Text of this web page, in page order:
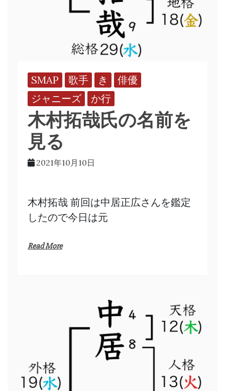
SMAP 歌手 き
俳優
ジャニーズ
か行
木村拓哉氏の名前を
見る
2021年10月10日
木村拓哉 前回は中居正広さんを鑑定
したので今日は元
Read More